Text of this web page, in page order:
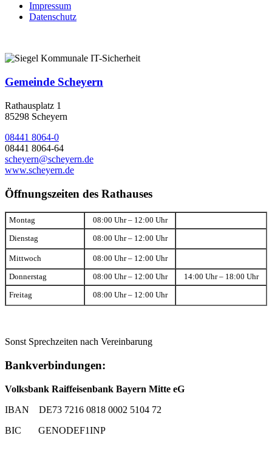
Impressum
Datenschutz
Gemeinde Scheyern
Rathausplatz 1
85298 Scheyern
08441 8064-0
08441 8064-64
scheyern@scheyern.de
www.scheyern.de
Öffnungszeiten des Rathauses
Montag 08:00 Uhr – 12:00 Uhr
Dienstag 08:00 Uhr – 12:00 Uhr
Mittwoch 08:00 Uhr – 12:00 Uhr
Donnerstag 08:00 Uhr – 12:00 Uhr 14:00 Uhr – 18:00 Uhr
Freitag 08:00 Uhr – 12:00 Uhr
Sonst Sprechzeiten nach Vereinbarung
Bankverbindungen:
Volksbank Raiffeisenbank Bayern Mitte eG
IBAN DE73 7216 0818 0002 5104 72
BIC GENODEF1INP